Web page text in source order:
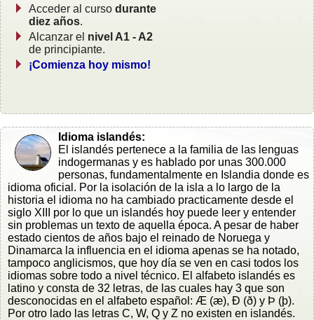
Acceder al curso durante
diez años.
Alcanzar el nivel A1 - A2
de principiante.
¡Comienza hoy mismo!
Idioma islandés:
El islandés pertenece a la familia de las lenguas
indogermanas y es hablado por unas 300.000
personas, fundamentalmente en Islandia donde es
idioma oficial. Por la isolación de la isla a lo largo de la
historia el idioma no ha cambiado practicamente desde el
siglo XIII por lo que un islandés hoy puede leer y entender
sin problemas un texto de aquella época. A pesar de haber
estado cientos de años bajo el reinado de Noruega y
Dinamarca la influencia en el idioma apenas se ha notado,
tampoco anglicismos, que hoy día se ven en casi todos los
idiomas sobre todo a nivel técnico. El alfabeto islandés es
latino y consta de 32 letras, de las cuales hay 3 que son
desconocidas en el alfabeto español: Æ (æ), Ð (ð) y Þ (þ).
Por otro lado las letras C, W, Q y Z no existen en islandés.